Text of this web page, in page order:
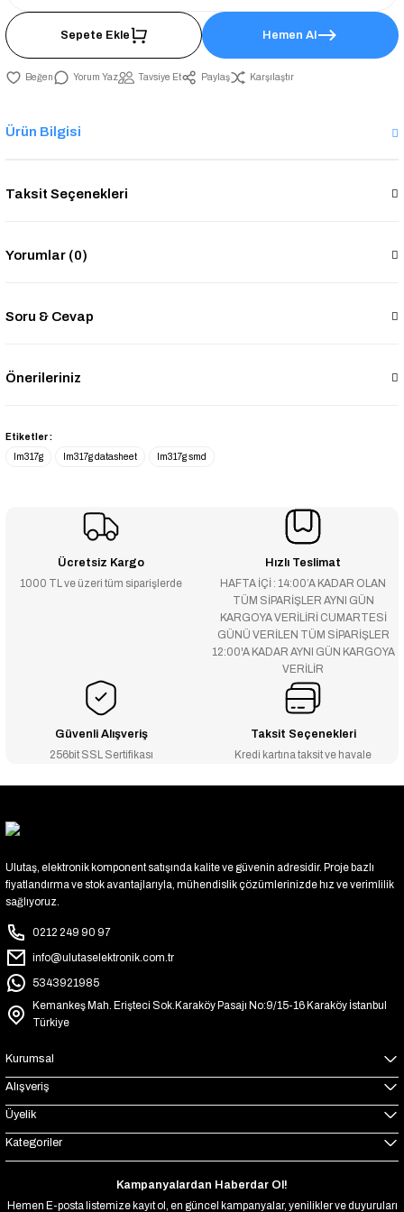
Sepete Ekle Hemen Al
Yorum Yaz Tavsiye Et Paylaş Karşılaştır
Ürün Bilgisi
Taksit Seçenekleri
Yorumlar (0)
Soru & Cevap
Önerileriniz
Etiketler :
lm317g
lm317g datasheet lm317g smd
Ücretsiz Kargo
1000 TL ve üzeri tüm siparişlerde
Hızlı Teslimat
HAFTA İÇİ : 14:00’A KADAR OLAN
TÜM SİPARİŞLER AYNI GÜN
KARGOYA VERİLİRİ CUMARTESİ
GÜNÜ VERİLEN TÜM SİPARİŞLER
12:00'A KADAR AYNI GÜN KARGOYA
VERİLİR
Güvenli Alışveriş
256bit SSL Sertifikası
Taksit Seçenekleri
Kredi kartına taksit ve havale
Ulutaş, elektronik komponent satışında kalite ve güvenin adresidir. Proje bazlı
fiyatlandırma ve stok avantajlarıyla, mühendislik çözümlerinizde hız ve verimlilik
sağlıyoruz.
0212 249 90 97
info@ulutaselektronik.com.tr
5343921985
Kemankeş Mah. Erişteci Sok.Karaköy Pasajı No:9/15-16 Karaköy İstanbul
Türkiye
Kurumsal
Alışveriş
Üyelik
Kategoriler
Kampanyalardan Haberdar Ol!
Hemen E-posta listemize kayıt ol, en güncel kampanyalar, yenilikler ve duyuruları